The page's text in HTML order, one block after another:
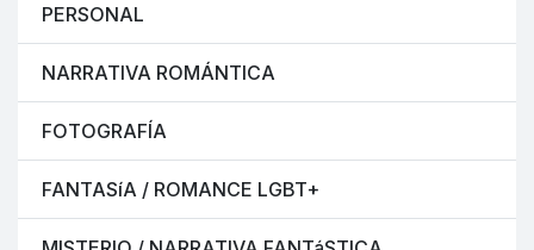
PERSONAL
NARRATIVA ROMÁNTICA
FOTOGRAFÍA
FANTASíA / ROMANCE LGBT+